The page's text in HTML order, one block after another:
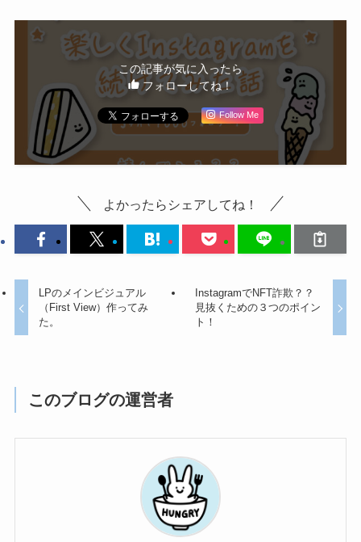
この記事が気に入ったら
フォローしてね！
Follow Me
よかったらシェアしてね！
LPのメインビジュアル
（First View）作ってみ
た。
InstagramでNFT詐欺？？
見抜くための３つのポイン
ト！
このブログの運営者